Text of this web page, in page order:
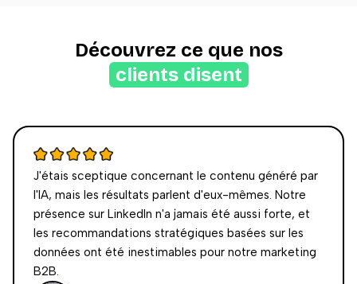
Découvrez ce que nos
clients disent
J'étais sceptique concernant le contenu généré par
l'IA, mais les résultats parlent d'eux-mêmes. Notre
présence sur LinkedIn n'a jamais été aussi forte, et
les recommandations stratégiques basées sur les
données ont été inestimables pour notre marketing
B2B.